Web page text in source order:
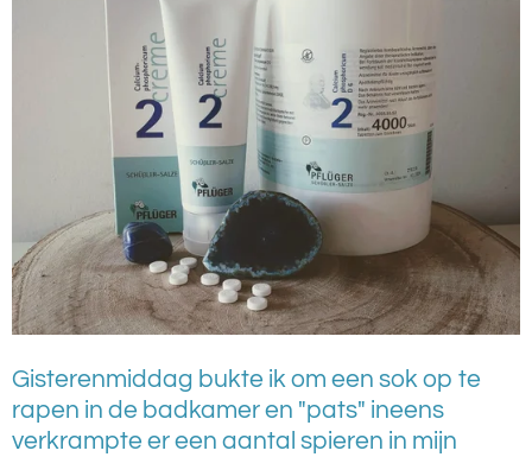
Gisterenmiddag bukte ik om een sok op te
rapen in de badkamer en "pats" ineens
verkrampte er een aantal spieren in mijn